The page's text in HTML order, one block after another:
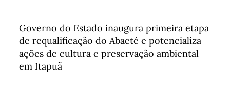
Governo do Estado inaugura primeira etapa
de requalificação do Abaeté e potencializa
ações de cultura e preservação ambiental
em Itapuã